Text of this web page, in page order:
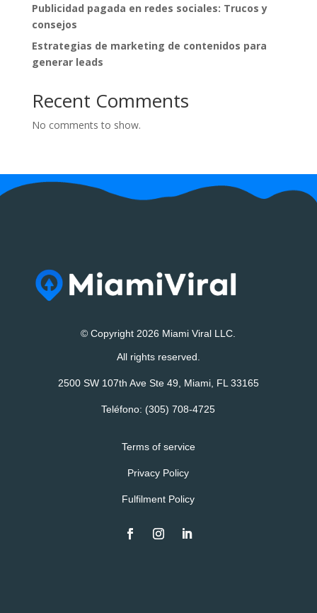
Publicidad pagada en redes sociales: Trucos y
consejos
Estrategias de marketing de contenidos para
generar leads
Recent Comments
No comments to show.
© Copyright 2026 Miami Viral LLC.
All rights reserved.
2500 SW 107th Ave Ste 49, Miami, FL 33165
Teléfono: (305) 708-4725
Terms of service
Privacy Policy
Fulfilment Policy